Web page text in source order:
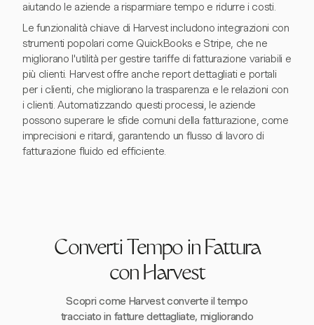
aiutando le aziende a risparmiare tempo e ridurre i costi.
Le funzionalità chiave di Harvest includono integrazioni con
strumenti popolari come QuickBooks e Stripe, che ne
migliorano l'utilità per gestire tariffe di fatturazione variabili e
più clienti. Harvest offre anche report dettagliati e portali
per i clienti, che migliorano la trasparenza e le relazioni con
i clienti. Automatizzando questi processi, le aziende
possono superare le sfide comuni della fatturazione, come
imprecisioni e ritardi, garantendo un flusso di lavoro di
fatturazione fluido ed efficiente.
Converti Tempo in Fattura
con Harvest
Scopri come Harvest converte il tempo
tracciato in fatture dettagliate, migliorando